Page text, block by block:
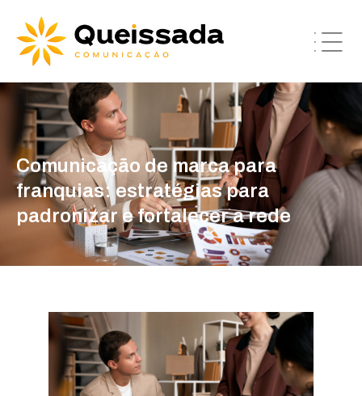
Comunicação de marca para
franquias: estratégias para
padronizar e fortalecer a rede